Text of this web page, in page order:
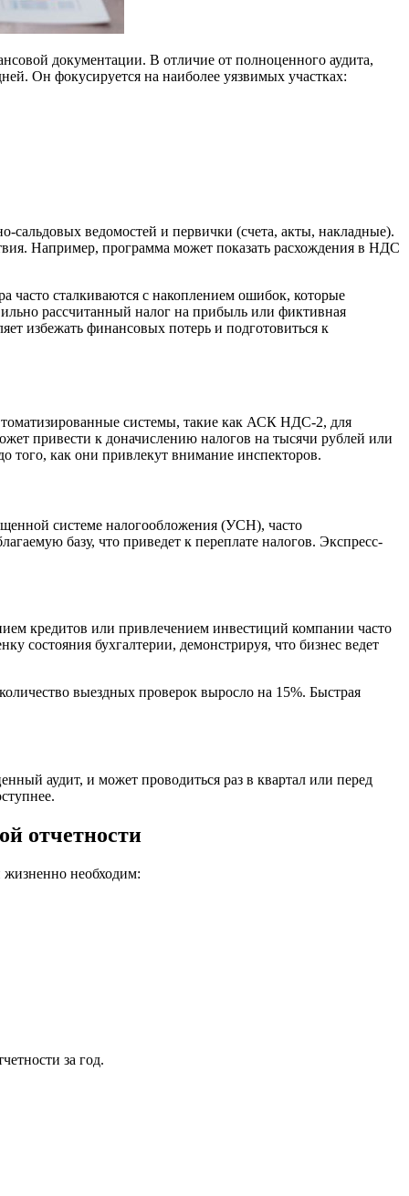
документации. В отличие от полноценного аудита,
Он фокусируется на наиболее уязвимых участках:
сальдовых ведомостей и первички (счета, акты, накладные).
Например, программа может показать расхождения в НДС
часто сталкиваются с накоплением ошибок, которые
рассчитанный налог на прибыль или фиктивная
избежать финансовых потерь и подготовиться к
системы, такие как АСК НДС-2, для
привести к доначислению налогов на тысячи рублей или
того, как они привлекут внимание инспекторов.
системе налогообложения (УСН), часто
базу, что приведет к переплате налогов. Экспресс-
кредитов или привлечением инвестиций компании часто
состояния бухгалтерии, демонстрируя, что бизнес ведет
выездных проверок выросло на 15%. Быстрая
аудит, и может проводиться раз в квартал или перед
отчетности
жизненно необходим:
за год.